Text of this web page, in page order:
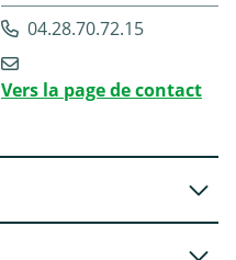
04.28.70.72.15
Vers la page de contact